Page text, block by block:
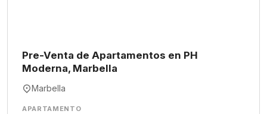
Pre-Venta de Apartamentos en PH
Moderna, Marbella
Marbella
APARTAMENTO